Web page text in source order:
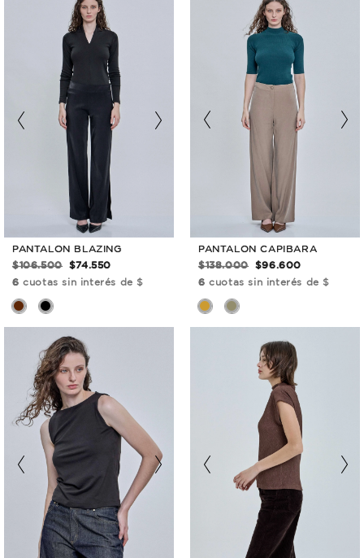
PANTALON BLAZING
$106.500
$74.550
6 cuotas sin interés de $
PANTALON CAPIBARA
$138.000
$96.600
6 cuotas sin interés de $